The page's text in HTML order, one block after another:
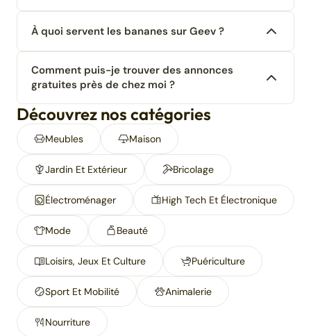
À quoi servent les bananes sur Geev ?
Comment puis-je trouver des annonces
gratuites près de chez moi ?
Découvrez nos catégories
Meubles Maison
Jardin Et Extérieur Bricolage
Électroménager High Tech Et Électronique
Mode Beauté
Loisirs, Jeux Et Culture Puériculture
Sport Et Mobilité Animalerie
Nourriture